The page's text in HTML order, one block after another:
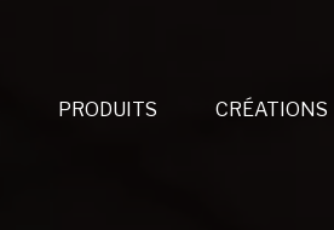
PRODUITS CRÉATIONS